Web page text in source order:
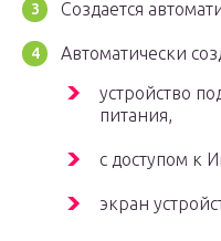
Создается
Автоматически
устройство
питания,
с доступом к
экран